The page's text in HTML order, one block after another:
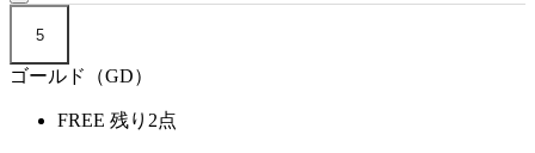
5
ゴールド（GD）
FREE 残り2点